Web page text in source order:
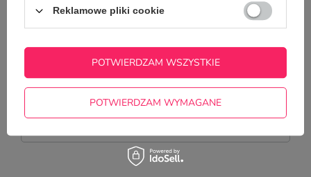
Ostatni krok to złożenie zamówienia i dokonanie płatności.
Potwierdzenie złożenia zamówienia oraz informacje o
podany adres e-mail.
Potrzebujesz pomocy? Masz pytania?
Zadaj pytanie a my odpowiemy
niezwłocznie, najciekawsze pytania i
ZADAJ PYTANIE
Reklamowe pliki cookie
POTWIERDZAM WYMAGANE
POTWIERDZAM WSZYSTKIE